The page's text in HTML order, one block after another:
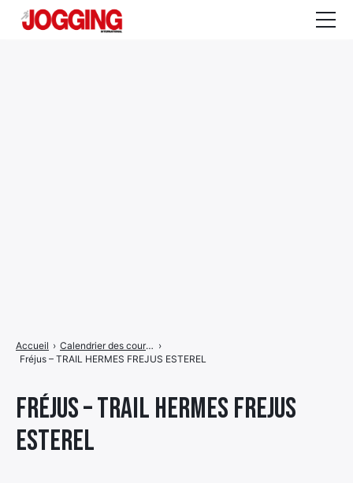
Fréjus – TRAIL HERMES FREJUS
ESTEREL
Accueil › Calendrier des courses ›
Fréjus – TRAIL HERMES FREJUS ESTEREL
de
menu
Élément
de
Élément
de